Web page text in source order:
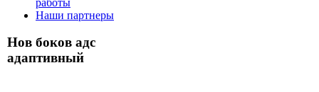
Наши партнеры
Нов боков адс
адаптивный